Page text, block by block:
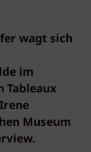
wagt sich
im
Tableaux
Museum